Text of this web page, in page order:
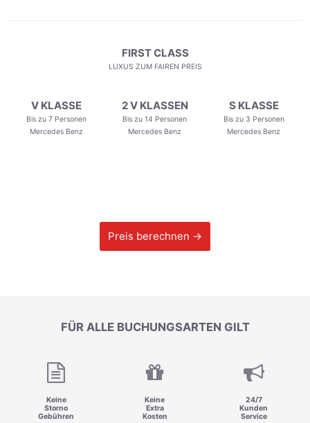
FIRST CLASS
LUXUS ZUM FAIREN PREIS
V KLASSE
Bis zu 7 Personen
Mercedes Benz
2 V KLASSEN
Bis zu 14 Personen
Mercedes Benz
S KLASSE
Bis zu 3 Personen
Mercedes Benz
Preis berechnen →
FÜR ALLE BUCHUNGSARTEN GILT
Keine
Storno
Gebühren
Keine
Extra
Kosten
24/7
Kunden
Service